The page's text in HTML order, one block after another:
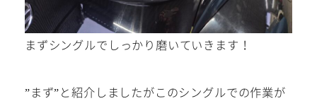
まずシングルでしっかり磨いていきます！
”まず”と紹介しましたがこのシングルでの作業が